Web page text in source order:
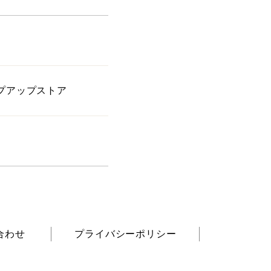
アップストア
わせ プライバシーポリシー